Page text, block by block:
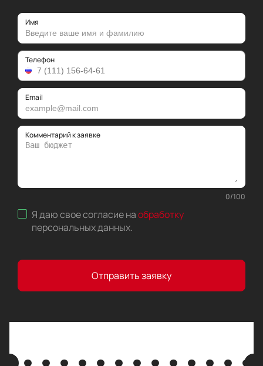
Имя
Телефон
Email
Комментарий к заявке
0/100
Я даю свое согласие наобработку
персональных данных.
Отправить заявку